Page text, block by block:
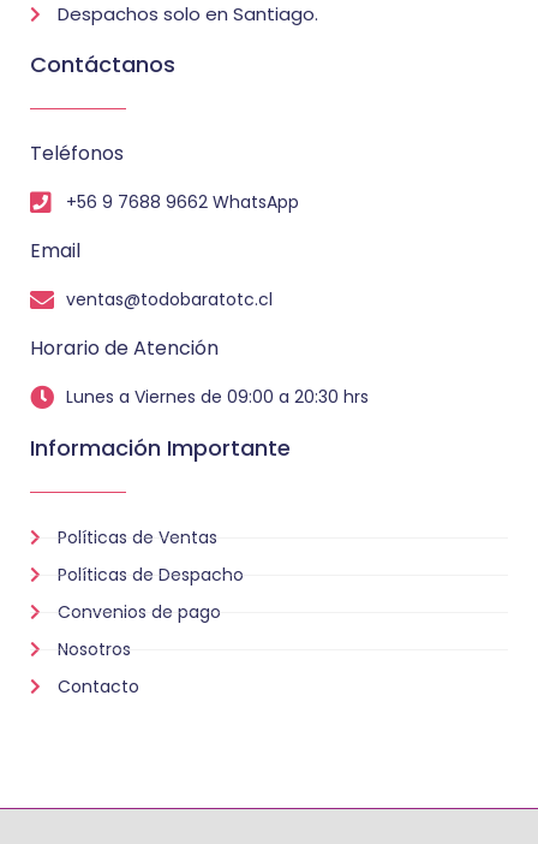
Despachos solo en Santiago.
Contáctanos
Teléfonos
+56 9 7688 9662 WhatsApp
Email
ventas@todobaratotc.cl
Horario de Atención
Lunes a Viernes de 09:00 a 20:30 hrs
Información Importante
Políticas de Ventas
Políticas de Despacho
Convenios de pago
Nosotros
Contacto